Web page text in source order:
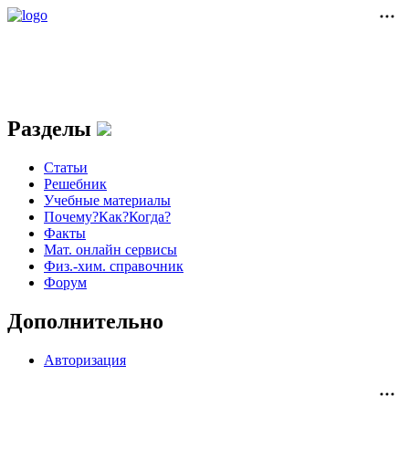
Разделы
Статьи
Решебник
Учебные материалы
Почему?Как?Когда?
Факты
Мат. онлайн сервисы
Физ.-хим. справочник
Форум
Дополнительно
Авторизация